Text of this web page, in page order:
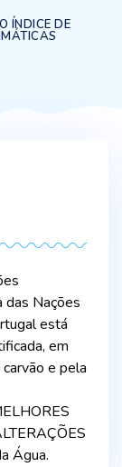
ÍNDICE DE
das Nações
está
em
e pela
Água.